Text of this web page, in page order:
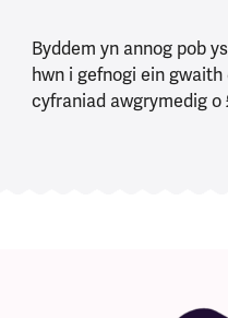
Byddem yn annog pob
hwn i gefnogi ein
cyfraniad awgrymedig o